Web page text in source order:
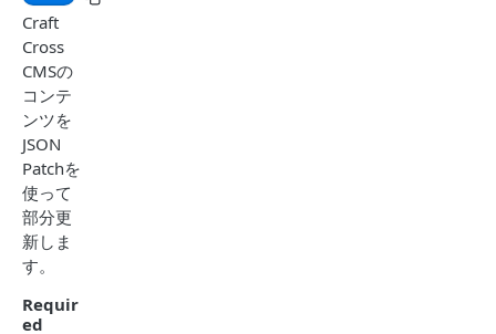
ステ
ス
n
t
t
o
K
A
R
T
E
S
e
n
r
t
r
e
f
T
a
l
e
r
o
w
t
u
s
e
r
s
t
a
t
i
s
t
i
c
ACTIO
N
Actio
n
Tabl
e
S
e
t
r
e
POST
Cam
paig
TPOST
Actio
Craft
Cross
CMSの
コンテ
ンツを
JSON
Patchを
使って
部分更
新しま
す。
Requir
ed